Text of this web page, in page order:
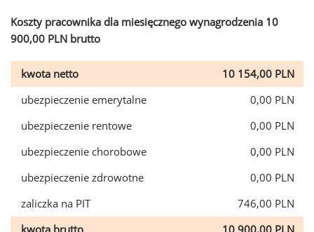
Koszty pracownika dla miesięcznego wynagrodzenia 10
900,00 PLN brutto
kwota netto
10 154,00 PLN
ubezpieczenie emerytalne
0,00 PLN
ubezpieczenie rentowe
0,00 PLN
ubezpieczenie chorobowe
0,00 PLN
ubezpieczenie zdrowotne
0,00 PLN
zaliczka na PIT
746,00 PLN
kwota brutto
10 900,00 PLN